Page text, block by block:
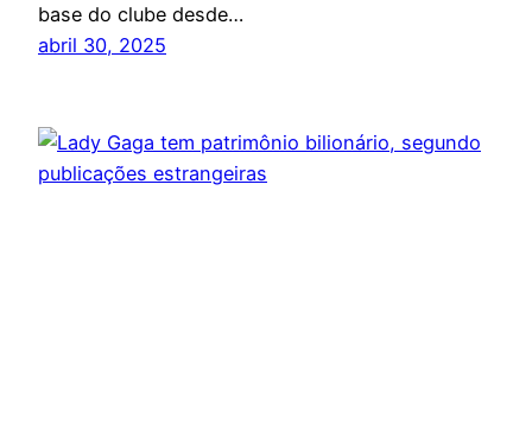
base do clube desde…
abril 30, 2025